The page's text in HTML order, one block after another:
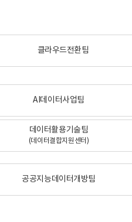
클라우드전환팀
AI데이터사업팀
데이터활용기술팀
(데이터결합지원센터)
공공지능데이터개방팀